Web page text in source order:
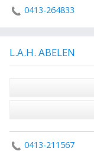
0413-264833
L.A.H. ABELEN
0413-211567